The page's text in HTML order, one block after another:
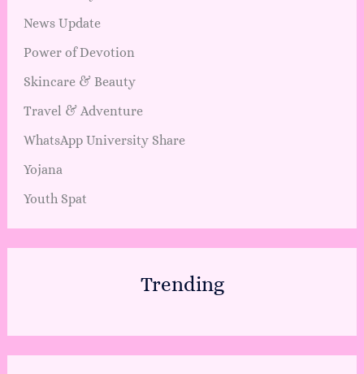
News Update
Power of Devotion
Skincare & Beauty
Travel & Adventure
WhatsApp University Share
Yojana
Youth Spat
Trending